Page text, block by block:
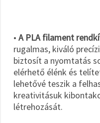
• A PLA filament
rugalmas, kiváló
biztosít a nyomtatás
elérhető élénk és
lehetővé teszik a
kreativitásuk
létrehozását.